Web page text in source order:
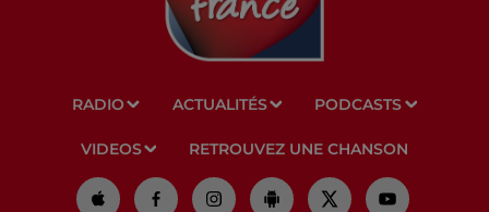
RADIO ACTUALITÉS PODCASTS
VIDEOS RETROUVEZ UNE CHANSON